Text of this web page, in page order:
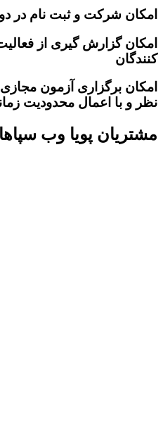
امکان شرکت و ثبت نام در
امکان گزارش گیری از
کنندگان
امکان برگزاری آزمون
نظر و با اعمال محدودیت
مشتریان پویا وب